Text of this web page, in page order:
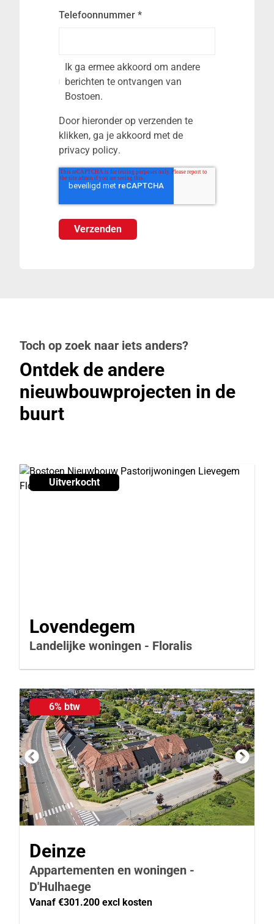
Telefoonnummer *
Ik ga ermee akkoord om andere
berichten te ontvangen van
Bostoen.
Door hieronder op verzenden te
klikken, ga je akkoord met de
privacy policy.
Toch op zoek naar iets anders?
Ontdek de andere
nieuwbouwprojecten in de
buurt
Uitverkocht
Lovendegem
Landelijke woningen - Floralis
6% btw
Deinze
Appartementen en woningen -
D'Hulhaege
Vanaf €301.200 excl kosten